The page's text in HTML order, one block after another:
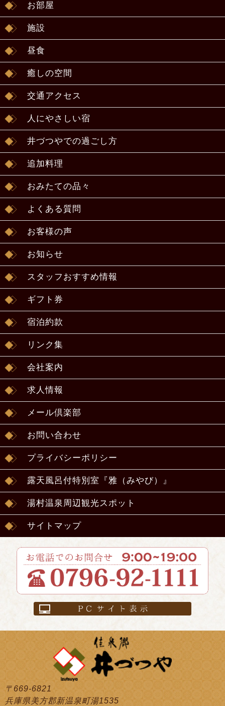
お部屋
施設
昼食
癒しの空間
交通アクセス
人にやさしい宿
井づつやでの過ごし方
追加料理
おみたての品々
よくある質問
お客様の声
お知らせ
スタッフおすすめ情報
ギフト券
宿泊約款
リンク集
会社案内
求人情報
メール倶楽部
お問い合わせ
プライバシーポリシー
露天風呂付特別室『雅（みやび）』
湯村温泉周辺観光スポット
サイトマップ
〒669-6821
兵庫県美方郡新温泉町湯1535